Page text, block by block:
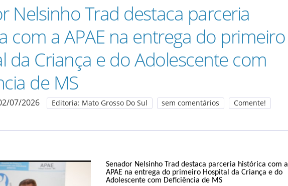
Nelsinho Trad destaca parceria
com a APAE na entrega do primeiro
da Criança e do Adolescente com
de MS
07/2026 Editoria: Mato Grosso Do Sul sem comentários
Comente!
Senador Nelsinho Trad destaca parceria histórica com a
APAE na entrega do primeiro Hospital da Criança e do
Adolescente com Deficiência de MS